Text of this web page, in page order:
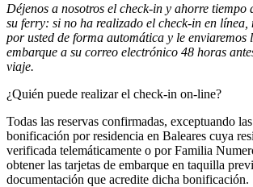
Déjenos a nosotros el check-in y ahorre tiempo
su ferry: si no ha realizado el check-in en línea,
por usted de forma automática y le enviaremos
embarque a su correo electrónico 48 horas
viaje.
¿Quién puede realizar el check-in on-line?
Todas las reservas confirmadas, exceptuando
bonificación por residencia en Baleares cuya
verificada telemáticamente o por Familia
obtener las tarjetas de embarque en taquilla
documentación que acredite dicha bonificación.